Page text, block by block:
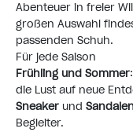
Abenteuer in freier
großen Auswahl
passenden Schuh.
Für jede Saison
Frühling und Sommer
die Lust auf neue
Sneaker und
Begleiter.